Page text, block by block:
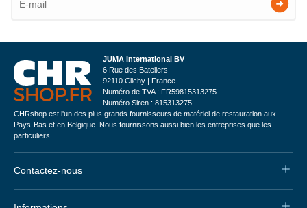
JUMA International BV
6 Rue des Bateliers
92110 Clichy | France
Numéro de TVA : FR59815313275
Numéro Siren : 815313275
CHRshop est l'un des plus grands fournisseurs de matériel de restauration aux
Pays-Bas et en Belgique. Nous fournissons aussi bien les entreprises que les
particuliers.
Contactez-nous